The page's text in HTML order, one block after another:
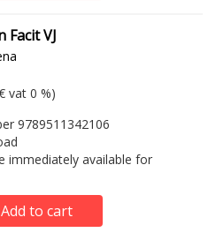
VJ
hinta
vat 0 %)
9789511342106
immediately available for
Add to cart